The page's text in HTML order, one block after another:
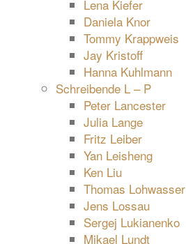
Lena Kiefer
Daniela Knor
Tommy Krappweis
Jay Kristoff
Hanna Kuhlmann
Schreibende L – P
Peter Lancester
Julia Lange
Fritz Leiber
Yan Leisheng
Ken Liu
Thomas Lohwasser
Jens Lossau
Sergej Lukianenko
Mikael Lundt